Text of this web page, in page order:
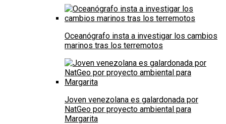
Oceanógrafo insta a investigar los cambios
marinos tras los terremotos
Joven venezolana es galardonada por
NatGeo por proyecto ambiental para
Margarita